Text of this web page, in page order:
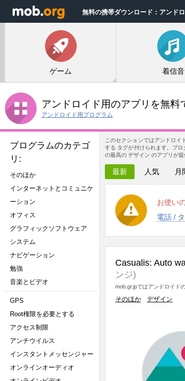
無料の携帯ダウンロード：アンド
ゲーム 着信音
アンドロイド用のアプリを無料
アンドロイド用プログラム
プログラムのカテゴ
リ:
そのほか
インターネットとコミュニケ
ーション
オフィス
グラフィックソフトウェア
システム
ナビゲーション
勉強
音楽とビデオ
GPS
Root権限を必要とする
アクセス制限
アンチウイルス
インスタントメッセンジャー
オンラインオーディオ
このセクションではアンドロ
する タグが付けられます。プ
の最高の デザイン のアプリが
最新 人気 月
お使い
電話 /
Casualis: Auto
ンジ)
mob.gr.jpではアンドロイド
そのほか デザイン